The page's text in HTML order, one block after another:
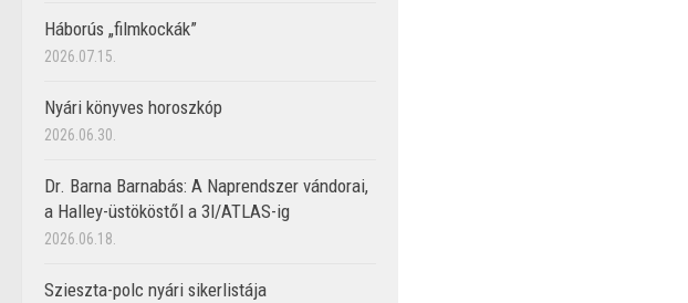
Háborús „filmkockák”
2026.07.15.
Nyári könyves horoszkóp
2026.06.30.
Dr. Barna Barnabás: A Naprendszer vándorai,
a Halley-üstököstől a 3I/ATLAS-ig
2026.06.18.
Szieszta-polc nyári sikerlistája